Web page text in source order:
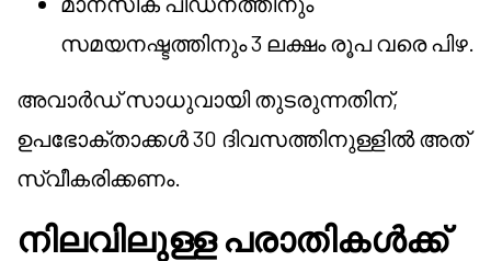
സമയനഷ്ടത്തിനും 3 ലക്ഷം രൂപ വരെ പിഴ.
അവാർഡ് സാധുവായി തുടരുന്നതിന്,
ഉപഭോക്താക്കൾ 30 ദിവസത്തിനുള്ളിൽ അത്
സ്വീകരിക്കണം.
നിലവിലുള്ള പരാതികൾക്ക്